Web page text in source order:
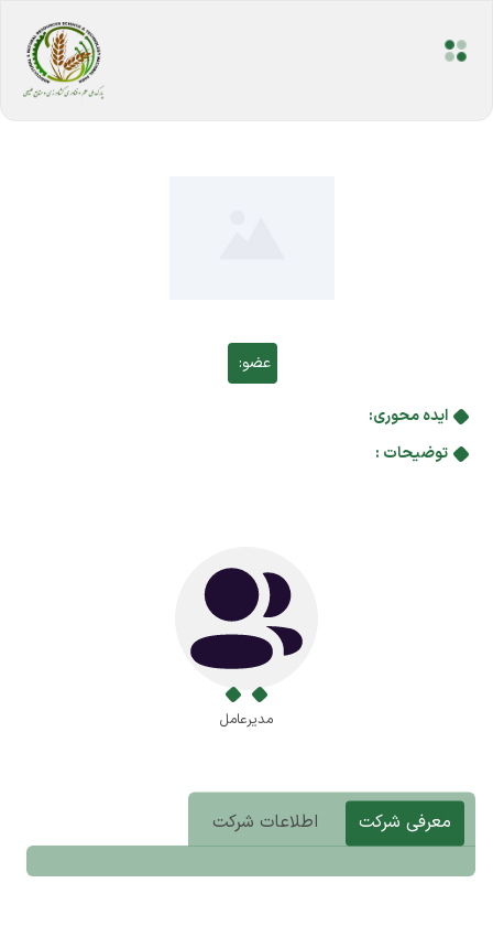
عضو:
ایده محوری:
توضیحات :
مدیرعامل
معرفی شرکت اطلاعات شرکت